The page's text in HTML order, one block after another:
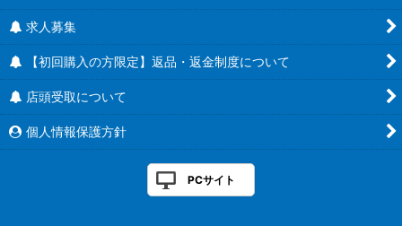
求人募集
【初回購入の方限定】返品・返金制度について
店頭受取について
個人情報保護方針
PCサイト